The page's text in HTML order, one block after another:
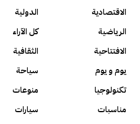
الاقتصادية
الدولية
الرياضية
كل الآراء
الافتتاحية
الثقافية
يوم و يوم
سياحة
تكنولوجيا
منوعات
مناسبات
سيارات